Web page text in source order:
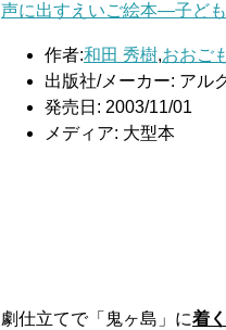
声に出すえいご絵本―子ど
作者:和田 秀樹,おおご
出版社/メーカー: アル
発売日: 2003/11/01
メディア: 大型本
劇仕立てで「鬼ヶ島」に着く